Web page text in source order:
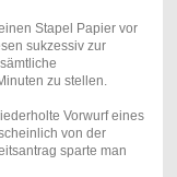
Stapel Papier vor
sukzessiv zur
zu stellen.
Vorwurf eines
von der
sparte man